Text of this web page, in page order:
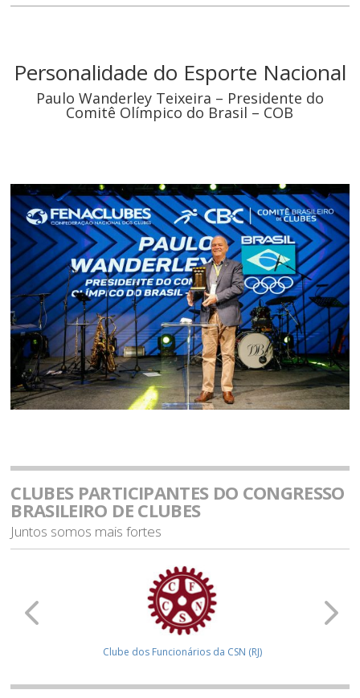
Personalidade do Esporte Nacional
Paulo Wanderley Teixeira – Presidente do
Comitê Olímpico do Brasil – COB
CLUBES PARTICIPANTES DO CONGRESSO
BRASILEIRO DE CLUBES
Juntos somos mais fortes
Clube dos Funcionários da CSN (RJ)